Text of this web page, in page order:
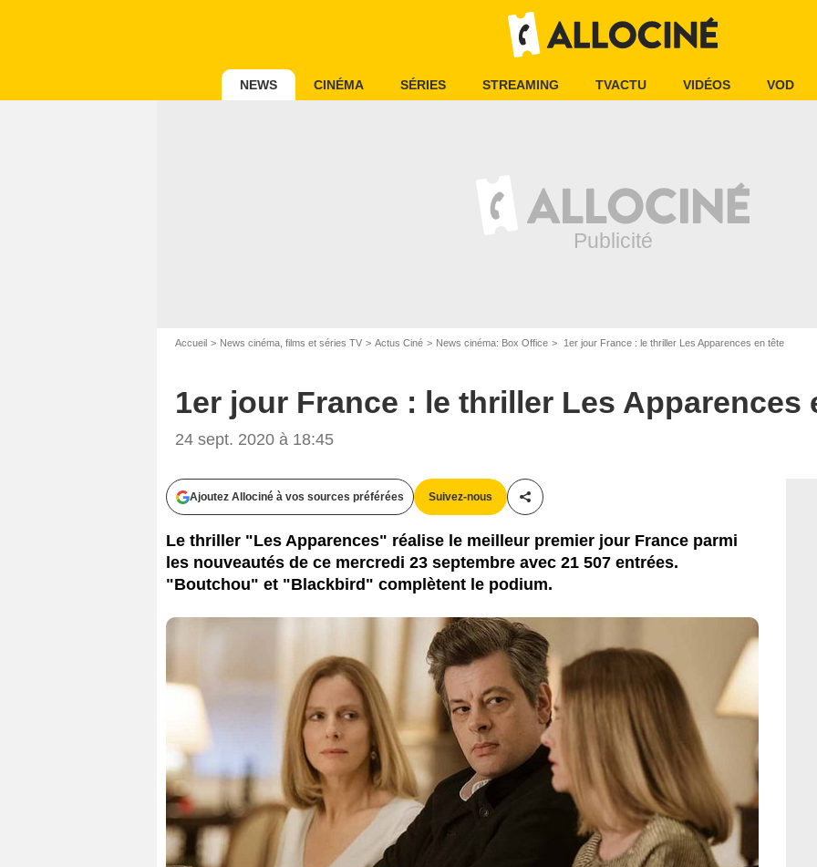
NEWS CINÉMA SÉRIES STREAMING TVACTU VIDÉOS VOD
Accueil News cinéma, films et séries TV Actus Ciné News cinéma: Box Office 1er jour France : le thriller Les Apparences en tête
1er jour France : le thriller Les Apparences
24 sept. 2020 à 18:45
Ajoutez Allociné à vos sources préférées Suivez-nous
Partager cet article
Le thriller "Les Apparences" réalise le meilleur premier jour France parmi
les nouveautés de ce mercredi 23 septembre avec 21 507 entrées.
"Boutchou" et "Blackbird" complètent le podium.